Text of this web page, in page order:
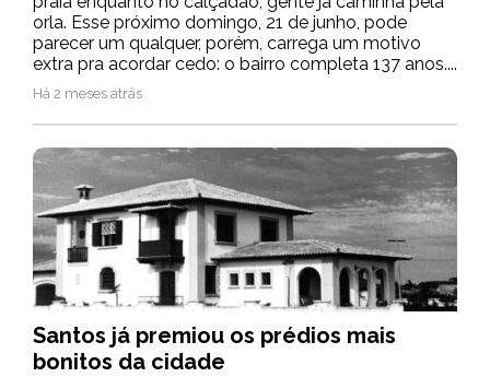
orla. Esse próximo domingo, 21 de junho, pode
parecer um qualquer, porém, carrega um motivo
extra pra acordar cedo: o bairro completa 137 anos....
Há 2 meses atrás
Santos já premiou os prédios mais
bonitos da cidade